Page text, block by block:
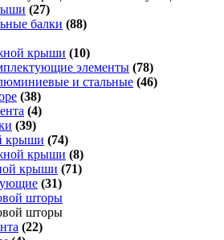
(27)
балки (88)
крыши (10)
элементы (78)
и стальные (46)
(38)
(4)
(39)
крыши (74)
крыши (8)
крыши (71)
(31)
шторы
шторы
(22)